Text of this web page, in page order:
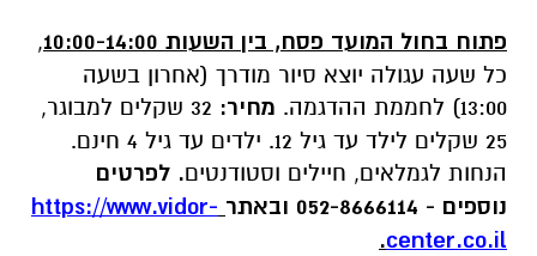
פתוח בחול המועד פסח, בין השעות 10:00-14:00
,
כל שעה עגולה יוצא סיור מודרך (אחרון בשעה
13:00) לחממת ההדגמה.
מחיר:
32 שקלים למבוגר,
25 שקלים לילד עד גיל 12. ילדים עד גיל 4 חינם.
הנחות לגמלאים, חיילים וסטודנטים. לפרטים
נוספים - 052-8666114 ובאתר
https://www.vidor-
center.co.il
.